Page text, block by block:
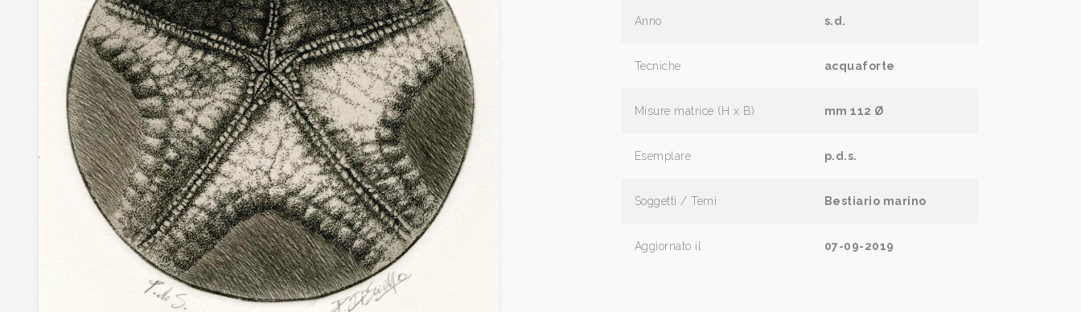
Anno s.d.
Tecniche acquaforte
Misure matrice (H x B) mm 112 Ø
Esemplare p.d.s.
Soggetti / Temi Bestiario marino
Aggiornato il 07-09-2019